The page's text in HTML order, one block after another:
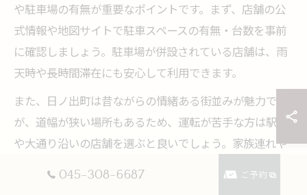
や駐車場の有無が重要なポイントです。まず、店舗の公
式情報や地図サイトで駐車スペースの有無・台数を事前
に確認しましょう。駐車場が併設されている店舗は、雨
天時や長時間滞在にも安心して利用できます。
また、日ノ出町は昔ながらの情緒ある街並みが魅力です
が、道幅が狭い場所もあるため、運転が苦手な方は駅近
や大通り沿いの店舗を選ぶと良いでしょう。家族連れや
045-308-6687 ご予約